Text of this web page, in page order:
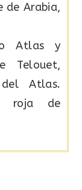
de Arabia,
Atlas y
Telouet,
Atlas.
roja de